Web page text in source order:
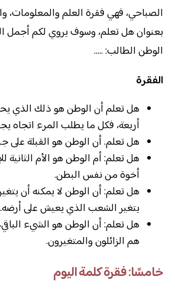
الصباحي، فهي فقرة العلم والمعلومات،
بعنوان هل تعلم، وسوف يروي لكم أجمل
الوطن الطالب: …..
الفقرة
هل تعلم أن الوطن هو ذلك الذي
أربعة، فكل ما يطلب المرء اتجاه
هل تعلم. أن الوطن هو القبلة على
هل تعلم: أم الوطن هو الأم الثانية
أخوة من نفس البطن.
هل تعلم: أن الوطن لا يمكنه أن
يتغير الشعب الذي يعيش على أرضه.
هل تعلم: أن الوطن هو الشيء
هم الزائلون والمتغيرون.
خامسًا: فقرة كلمة اليوم